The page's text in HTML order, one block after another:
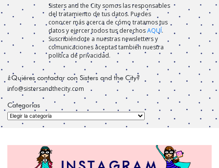
Sisters and the City somos las responsables
del tratamiento de tus datos. Puedes
conocer más acerca de cómo tratamos tus
datos y ejercer todos tus derechosAQUÍ.
Suscribiéndote a nuestras newsletters y
comunicaciones aceptas también nuestra
política de privacidad.
¿Quiéres contactar con Sisters and the City?
info@sistersandthecity.com
Categorías
Categorías